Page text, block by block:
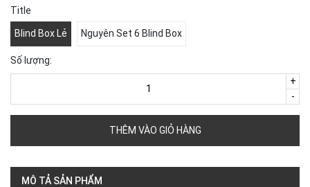
Title
Blind Box Lẻ Nguyên Set 6 Blind Box
Số lượng:
-
+
THÊM VÀO GIỎ HÀNG
MÔ TẢ SẢN PHẨM